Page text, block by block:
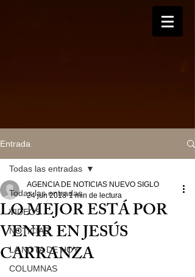
Entrada
Todas las entradas
VIDEOS
NOTICIAS
LA NOTA DE HOY
COLUMNAS
Todas las entradas
LO MEJOR ESTÁ POR
VENIR EN JESÚS
CARRANZA
AGENCIA DE NOTICIAS NUEVO SIGLO
24 jun 2018 1 min de lectura